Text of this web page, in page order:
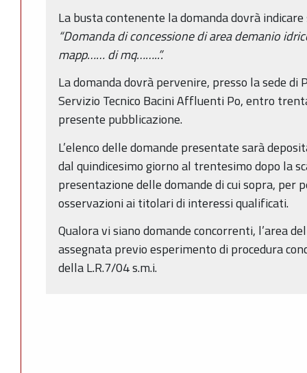
La busta contenente la domanda dovrà
“Domanda di concessione di area demanio
mapp…… di mq……..”.
La domanda dovrà pervenire, presso la sede di
Servizio Tecnico Bacini Affluenti Po, entro
presente pubblicazione.
L’elenco delle domande presentate sarà
dal quindicesimo giorno al trentesimo dopo la
presentazione delle domande di cui sopra, per
osservazioni ai titolari di interessi qualificati.
Qualora vi siano domande concorrenti, l’area
assegnata previo esperimento di procedura
della L.R.7/04 s.m.i.